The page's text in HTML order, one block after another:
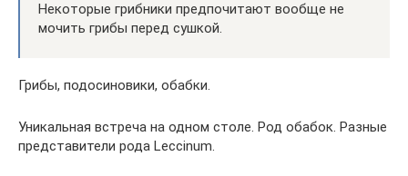
Некоторые грибники предпочитают вообще не
мочить грибы перед сушкой.
Грибы, подосиновики, обабки.
Уникальная встреча на одном столе. Род обабок. Разные
представители рода Leccinum.